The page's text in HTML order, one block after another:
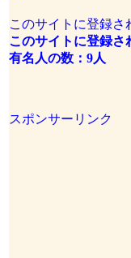
このサイトに登録さ
このサイトに登録さ
有名人の数：9人
スポンサーリンク